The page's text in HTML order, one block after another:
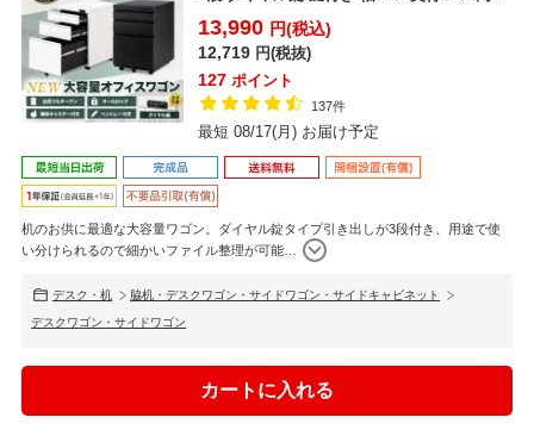
60...
13,990 円(税込)
12,719 円(税抜)
127 ポイント
137件
最短 08/17(月) お届け予定
机のお供に最適な大容量ワゴン。ダイヤル錠タイプ引き出しが3段付き、用途で使
い分けられるので細かいファイル整理が可能…
デスク・机 脇机・デスクワゴン・サイドワゴン・サイドキャビネット
デスクワゴン・サイドワゴン